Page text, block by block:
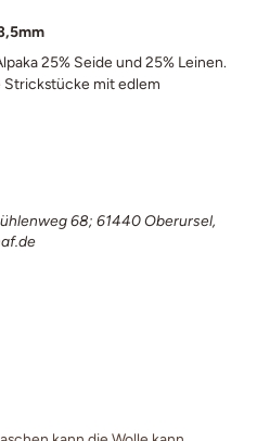
25% Seide und 25% Leinen.
mit edlem
68; 61440 Oberursel,